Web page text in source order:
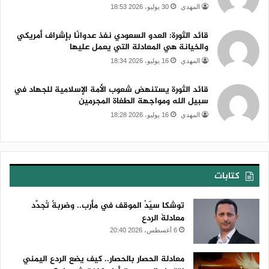
والاستقرار الإقليمي والدولِي، إضافة إلى استمرار الحصار والعدوان
التي تستهدف شعوب الأمة وقواها الحرة.
وأكد أن الشعب اليمني يتابع بغضب واستنكار بالغين استمرار العدوان
الإسرائيلي على غزة والضفة الغربية والقدس الشريف، وما يرافقه
من جرائم قتل وتجويع وحصار وتدمير ممنهج للبنية التحتية، في ظل
صمت دولي مخزٍ وعجز واضح للمجتمع الدولي عن تحمل مسؤولياته
وجدّد بيان الوقفات التأكيد على ثبات الموقف الشعبي المساند
للشعب الفلسطيني وقوى المقاومة، واستمرار دعمهم لكل الخيارات
مؤكدين رفضهم القاطع لكل أشكال التطبيع والتفريط بالقضية
الفلسطينية.
ونوّه إلى أن ميدان الشعب اليمني مع محور القدس والجهاد
المهدي 30 يوليو، 2026 18:53
قائد الثورة: العدو السعودي نفذ عدوانًا بإشراف أمريكي
والخيانة هي المعادلة التي يعمل عليها
المهدي 16 يوليو، 2026 18:34
قائد الثورة يستنهض شعوب الأمة الإسلامية للجهاد في
سبيل الله ومواجهة الطغاة المجرمين
المهدي 16 يوليو، 2026 18:28
كتابات
توشكا سيّدُ الموقف في مأرب.. وضربةٌ تُجدِّد
معادلةَ الردع
6 أغسطس، 2026 20:40
معادلة الحصار بالحصار.. كيف يضع الردع اليمني